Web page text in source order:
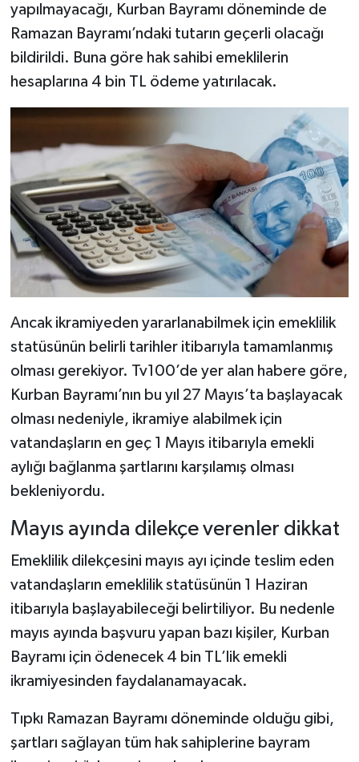
yapılmayacağı, Kurban Bayramı döneminde de
Ramazan Bayramı’ndaki tutarın geçerli olacağı
bildirildi. Buna göre hak sahibi emeklilerin
hesaplarına 4 bin TL ödeme yatırılacak.
Ancak ikramiyeden yararlanabilmek için emeklilik
statüsünün belirli tarihler itibarıyla tamamlanmış
olması gerekiyor. Tv100’de yer alan habere göre,
Kurban Bayramı’nın bu yıl 27 Mayıs’ta başlayacak
olması nedeniyle, ikramiye alabilmek için
vatandaşların en geç 1 Mayıs itibarıyla emekli
aylığı bağlanma şartlarını karşılamış olması
bekleniyordu.
Mayıs ayında dilekçe verenler dikkat
Emeklilik dilekçesini mayıs ayı içinde teslim eden
vatandaşların emeklilik statüsünün 1 Haziran
itibarıyla başlayabileceği belirtiliyor. Bu nedenle
mayıs ayında başvuru yapan bazı kişiler, Kurban
Bayramı için ödenecek 4 bin TL’lik emekli
ikramiyesinden faydalanamayacak.
Tıpkı Ramazan Bayramı döneminde olduğu gibi,
şartları sağlayan tüm hak sahiplerine bayram
Teknoloji Haberleri
Siyaset Haberleri
Yerel Haberler
Haber Arşivi